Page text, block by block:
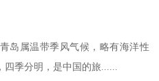
岛属温带季风气候，略有海洋性
季分明，是中国的旅......